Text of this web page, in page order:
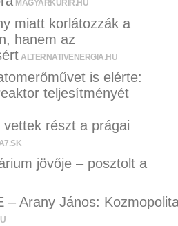
MAGYARKURIR.HU
miatt korlátozzák a
hanem az
ALTERNATIVENERGIA.HU
is elérte:
teljesítményét
részt a prágai
jövője – posztolt a
– Arany János: